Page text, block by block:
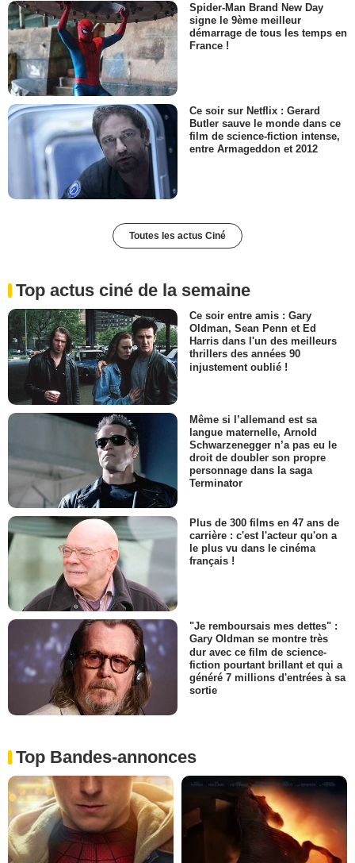
Spider-Man Brand New Day
signe le 9ème meilleur
démarrage de tous les temps en
France !
Ce soir sur Netflix : Gerard
Butler sauve le monde dans ce
film de science-fiction intense,
entre Armageddon et 2012
Toutes les actus Ciné
Top actus ciné de la semaine
Ce soir entre amis : Gary
Oldman, Sean Penn et Ed
Harris dans l'un des meilleurs
thrillers des années 90
injustement oublié !
Même si l’allemand est sa
langue maternelle, Arnold
Schwarzenegger n’a pas eu le
droit de doubler son propre
personnage dans la saga
Terminator
Plus de 300 films en 47 ans de
carrière : c'est l'acteur qu'on a
le plus vu dans le cinéma
français !
"Je remboursais mes dettes" :
Gary Oldman se montre très
dur avec ce film de science-
fiction pourtant brillant et qui a
généré 7 millions d'entrées à sa
sortie
Top Bandes-annonces